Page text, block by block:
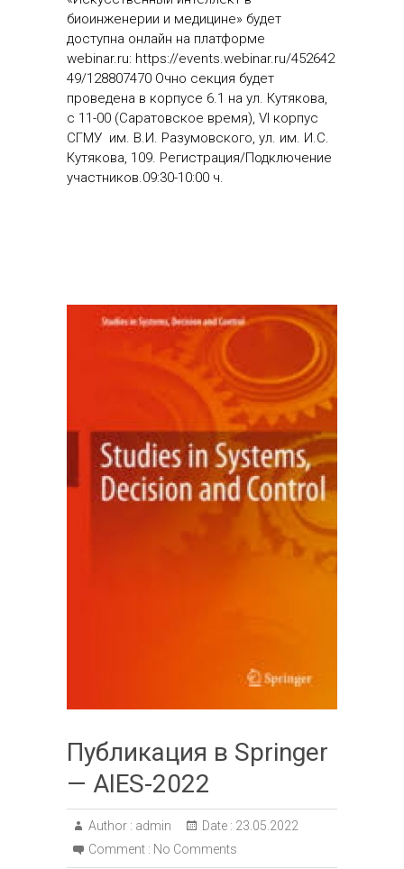
биоинженерии и медицине» будет
доступна онлайн на платформе
webinar.ru: https://events.webinar.ru/452642
49/128807470 Очно секция будет
проведена в корпусе 6.1 на ул. Кутякова,
с 11-00 (Саратовское время), VI корпус
СГМУ им. В.И. Разумовского, ул. им. И.С.
Кутякова, 109. Регистрация/Подключение
участников.09:30-10:00 ч.
Публикация в Springer
— AIES-2022
Author : admin Date : 23.05.2022
Comment : No Comments